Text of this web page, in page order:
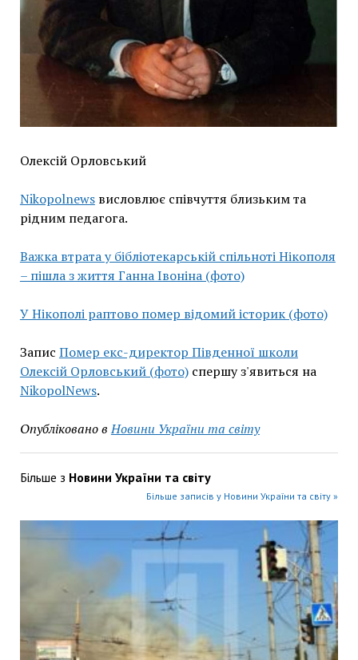
Олексій Орловський
Nikopolnewsвисловлює співчуття близьким та
рідним педагога.
Важка втрата у бібліотекарській спільноті Нікополя
– пішла з життя Ганна Івоніна (фото)
У Нікополі раптово помер відомий історик (фото)
Запис Помер екс-директор Південної школи
Олексій Орловський (фото)спершу з'явиться на
NikopolNews.
Опубліковано в Новини України та світу
Більше з Новини України та світу
Більше записів у Новини України та світу »